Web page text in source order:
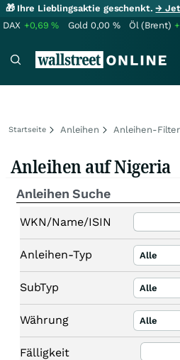
🎁 Ihre Lieblingsaktie geschenkt.→
DAX +0,69% Gold 0,00 % Öl (Brent)
Startseite Anleihen Anleihen-Filter
Anleihen auf Nigeria
Anleihen Suche
WKN/Name/ISIN
Anleihen-Typ Alle
SubTyp Alle
Währung Alle
Fälligkeit